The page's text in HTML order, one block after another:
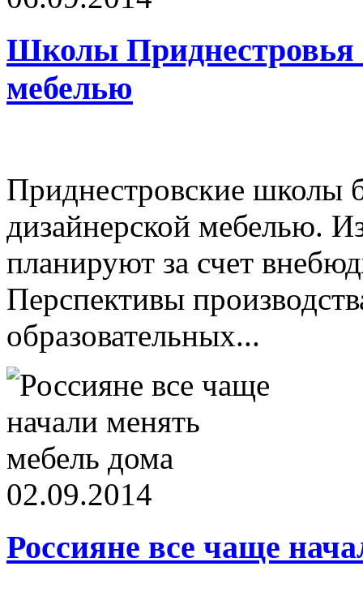
Школы Приднестровья
мебелью
Приднестровские школы
дизайнерской мебелью.
планируют за счет
Перспективы
образовательных...
02.09.2014
Россияне все чаще